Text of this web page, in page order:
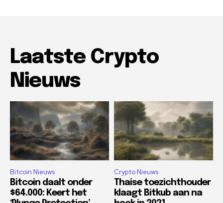
Laatste Crypto
Nieuws
Bitcoin Nieuws
Bitcoin daalt onder
$64.000: Keert het
Crypto Nieuws
Thaise toezichthouder
klaagt Bitkub aan na